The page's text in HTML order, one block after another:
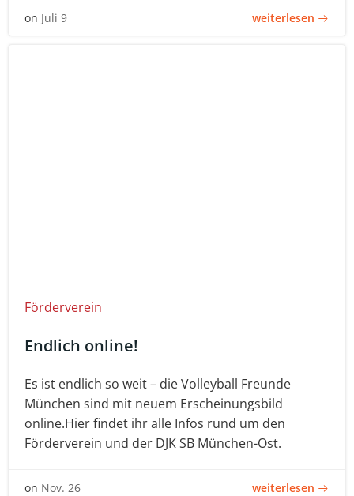
on Juli 9 weiterlesen
Förderverein
Endlich online!
Es ist endlich so weit – die Volleyball Freunde
München sind mit neuem Erscheinungsbild
online.Hier findet ihr alle Infos rund um den
Förderverein und der DJK SB München-Ost.
on Nov. 26 weiterlesen